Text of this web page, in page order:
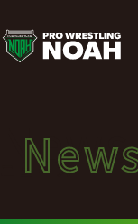
ニ
ュ
ー
ス
News
ニュース